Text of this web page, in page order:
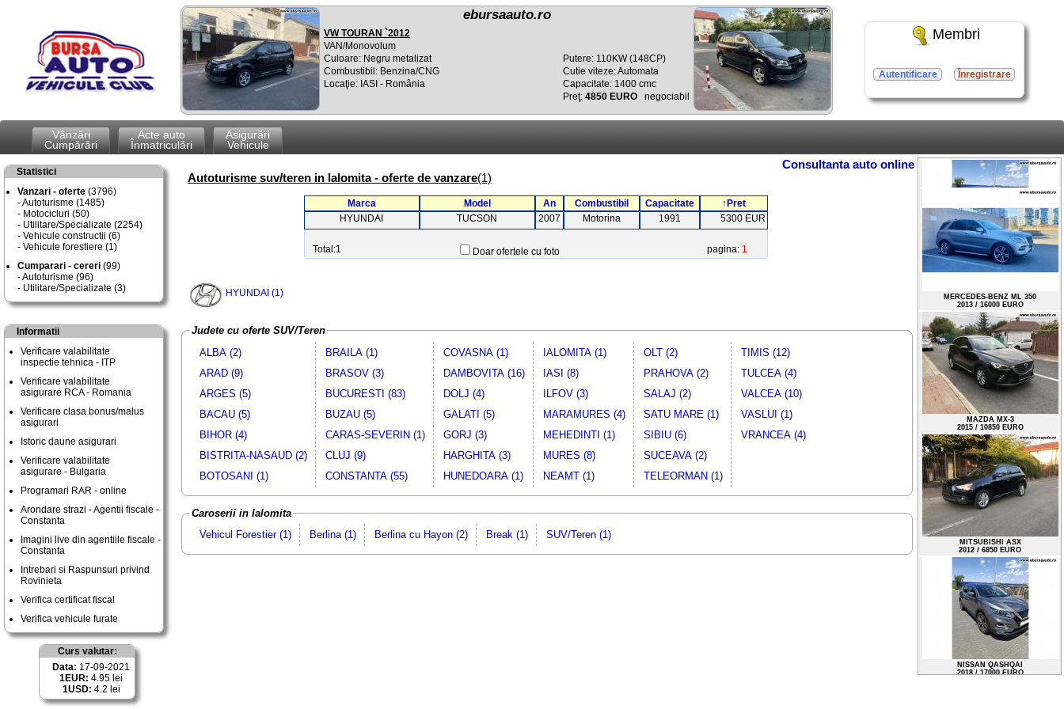
ebursaauto.ro
VW TOURAN `2012
VAN/Monovolum
Culoare: Negru metalizat
Combustibil: Benzina/CNG
Locaţie: IASI - România
Putere: 110KW (148CP)
Cutie viteze: Automata
Capacitate: 1400 cmc
Preţ: 4850 EURO negociabil
Membri
Autentificare Înregistrare
Vânzări
Cumpărări
Acte auto
Înmatriculări
Asigurări
Vehicule
Statistici
Vanzari - oferte (3796)
Autoturisme (1485)
Motocicluri (50)
Utilitare/Specializate (2254)
Vehicule constructii (6)
Vehicule forestiere (1)
Cumparari - cereri (99)
Autoturisme (96)
Utilitare/Specializate (3)
Informatii
Verificare valabilitate
inspectie tehnica - ITP
Verificare valabilitate
asigurare RCA - Romania
Verificare clasa bonus/malus
asigurari
Istoric daune asigurari
Verificare valabilitate
asigurare - Bulgaria
Programari RAR - online
Arondare strazi - Agentii fiscale -
Constanta
Imagini live din agentiile fiscale -
Constanta
Intrebari si Raspunsuri privind
Rovinieta
Verifica certificat fiscal
Verifica vehicule furate
Curs valutar:
Data: 17-09-2021
1EUR: 4.95 lei
1USD: 4.2 lei
Consultanta auto online
Autoturisme suv/teren in Ialomita - oferte de vanzare(1)
Marca Model An Combustibil Capacitate
↑Pret
HYUNDAI
TUCSON 2007 Motorina 1991 5300 EUR
Total:1 Doar ofertele cu foto pagina: 1
HYUNDAI (1)
Judete cu oferte SUV/Teren
ALBA (2)
ARAD (9)
ARGES (5)
BACAU (5)
BIHOR (4)
BISTRITA-NASAUD (2)
BOTOSANI (1)
BRAILA (1)
BRASOV (3)
BUCURESTI (83)
BUZAU (5)
CARAS-SEVERIN (1)
CLUJ (9)
CONSTANTA (55)
COVASNA (1)
DAMBOVITA (16)
DOLJ (4)
GALATI (5)
GORJ (3)
HARGHITA (3)
HUNEDOARA (1)
IALOMITA (1)
IASI (8)
ILFOV (3)
MARAMURES (4)
MEHEDINTI (1)
MURES (8)
NEAMT (1)
OLT (2)
PRAHOVA (2)
SALAJ (2)
SATU MARE (1)
SIBIU (6)
SUCEAVA (2)
TELEORMAN (1)
TIMIS (12)
TULCEA (4)
VALCEA (10)
VASLUI (1)
VRANCEA (4)
Caroserii in Ialomita
Vehicul Forestier (1)
Berlina (1) Berlina cu Hayon (2) Break (1) SUV/Teren (1)
NISSAN QASHQAI
2018 / 17000 EURO
MERCEDES-BENZ ML 350
2013 / 16000 EURO
MAZDA MX-3
2015 / 10850 EURO
MITSUBISHI ASX
2012 / 6850 EURO